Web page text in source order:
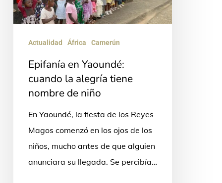
la
alegría
Actualidad África Camerún
Epifanía en Yaoundé:
cuando la alegría tiene
nombre de niño
En Yaoundé, la fiesta de los Reyes
Magos comenzó en los ojos de los
niños, mucho antes de que alguien
anunciara su llegada. Se percibía…